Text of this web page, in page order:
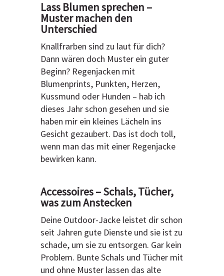
Lass Blumen sprechen –
Muster machen den
Unterschied
Knallfrarben sind zu laut für dich?
Dann wären doch Muster ein guter
Beginn? Regenjacken mit
Blumenprints, Punkten, Herzen,
Kussmund oder Hunden – hab ich
dieses Jahr schon gesehen und sie
haben mir ein kleines Lächeln ins
Gesicht gezaubert. Das ist doch toll,
wenn man das mit einer Regenjacke
bewirken kann.
Accessoires – Schals, Tücher,
was zum Anstecken
Deine Outdoor-Jacke leistet dir schon
seit Jahren gute Dienste und sie ist zu
schade, um sie zu entsorgen. Gar kein
Problem. Bunte Schals und Tücher mit
und ohne Muster lassen das alte